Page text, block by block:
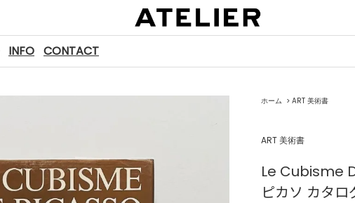
INFO CONTACT
ホーム > ART 美術書
ART 美術書
Le Cubisme
ピカソ カタロ